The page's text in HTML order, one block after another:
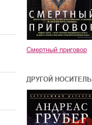
Смертный приговор
ДРУГОЙ НОСИТЕЛЬ